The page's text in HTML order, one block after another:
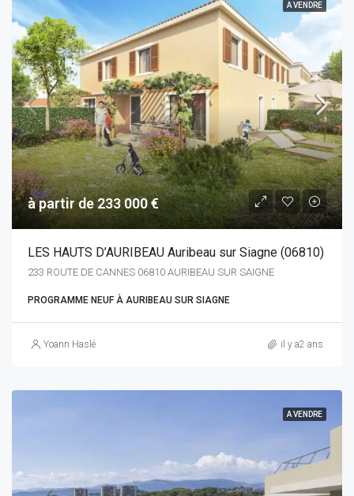
A VENDRE
à partir de 233 000 €
LES HAUTS D’AURIBEAU Auribeau sur Siagne (06810)
233 ROUTE DE CANNES 06810 AURIBEAU SUR SAIGNE
PROGRAMME NEUF À AURIBEAU SUR SIAGNE
Yoann Haslé il y a2 ans
A VENDRE